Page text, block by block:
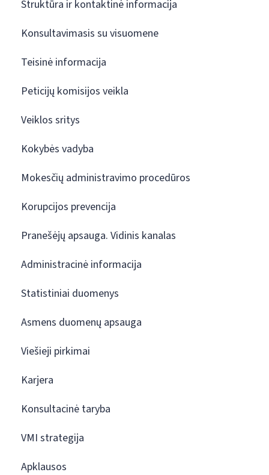
Struktūra ir kontaktinė informacija
Konsultavimasis su visuomene
Teisinė informacija
Peticijų komisijos veikla
Veiklos sritys
Kokybės vadyba
Mokesčių administravimo procedūros
Korupcijos prevencija
Pranešėjų apsauga. Vidinis kanalas
Administracinė informacija
Statistiniai duomenys
Asmens duomenų apsauga
Viešieji pirkimai
Karjera
Konsultacinė taryba
VMI strategija
Apklausos